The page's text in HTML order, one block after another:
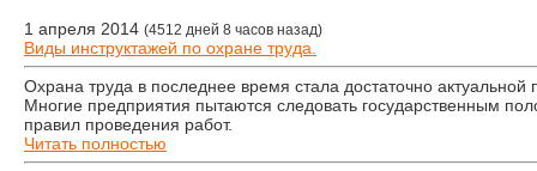
1 апреля 2014 (4512 дней 8 часов назад)
Виды инструктажей по охране труда.
Охрана труда в последнее время стала достаточно
Многие предприятия пытаются следовать государственным
правил проведения работ.
Читать полностью